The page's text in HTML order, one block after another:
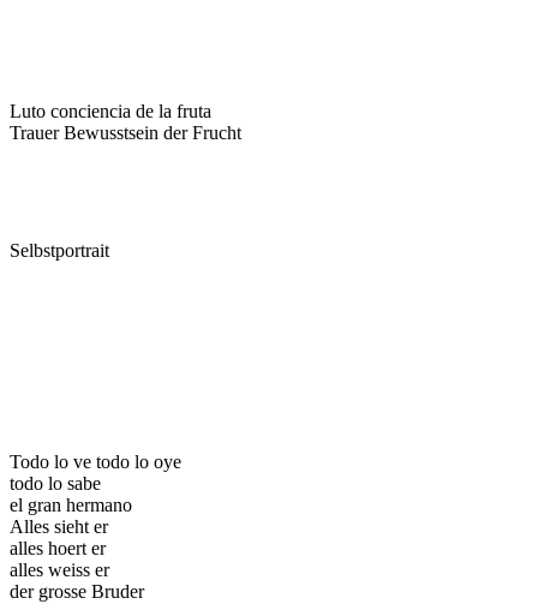
Luto conciencia de la fruta
Trauer Bewusstsein der Frucht
Selbstportrait
Todo lo ve todo lo oye
todo lo sabe
el gran hermano
Alles sieht er
alles hoert er
alles weiss er
der grosse Bruder